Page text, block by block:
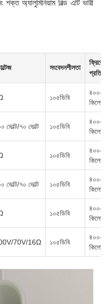
শক্ত অ্যালুমিনিয়াম বিল্ড এটি ভারী
সংবেদনশীলতা
১০৫ডিবি
৪০০-৫
ভোল্ট/৭০ ভোল্ট ১০৫ডিবি
৪০০-৫
১০৫ডিবি
৪০০-৫
ভোল্ট/৭০ ভোল্ট ১০৫ডিবি
৪০০-৫
১০৫ডিবি
৪০০-৫
70V/16Ω ১০৫ডিবি
৪০০-৫